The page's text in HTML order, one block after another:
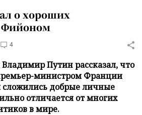
о хороших
Фийоном
4
Путин рассказал, что
министром Франции
добрые личные
отличается от многих
в мире.